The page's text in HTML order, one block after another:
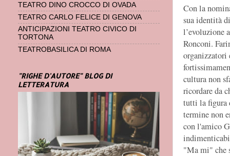
Con la
sua identità
l’evoluzione
Ronconi.
organizzatori
cultura non
ricordare da
tutti la figura
termine non
con l'amico
"Ma mi" che
TEATRO DINO CROCCO DI OVADA
TEATRO CARLO FELICE DI GENOVA
ANTICIPAZIONI TEATRO CIVICO DI
TORTONA
TEATROBASILICA DI ROMA
"RIGHE D'AUTORE" BLOG DI
LETTERATURA